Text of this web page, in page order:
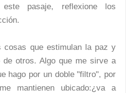
pasaje, reflexione los
cosas que estimulan la paz y
de otros. Algo que me sirve a
hago por un doble "filtro", por
mantienen ubicado:¿va a